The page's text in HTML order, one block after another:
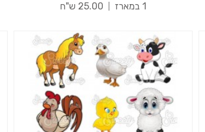
1 במארז 25.00 ש"ח